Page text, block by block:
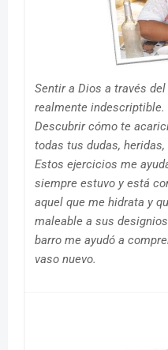
Sentir a Dios a través
realmente indescriptible.
Descubrir cómo te
todas tus dudas,
Estos ejercicios me
siempre estuvo y está
aquel que me hidrata y
maleable a sus
barro me ayudó a
vaso nuevo.